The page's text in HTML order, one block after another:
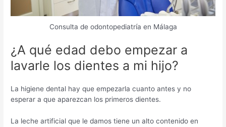
Consulta de odontopediatría en Málaga
¿A qué edad debo empezar a
lavarle los dientes a mi hijo?
La higiene dental hay que empezarla cuanto antes y no
esperar a que aparezcan los primeros dientes.
La leche artificial que le damos tiene un alto contenido en